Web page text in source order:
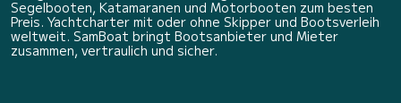
Segelbooten, Katamaranen und Motorbooten zum besten
Preis. Yachtcharter mit oder ohne Skipper und Bootsverleih
weltweit. SamBoat bringt Bootsanbieter und Mieter
zusammen, vertraulich und sicher.